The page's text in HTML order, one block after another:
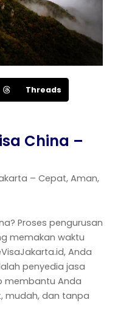
Threads
China –
– Cepat, Aman,
Proses pengurusan
memakan waktu
Anda
penyedia jasa
membantu Anda
mudah, dan tanpa